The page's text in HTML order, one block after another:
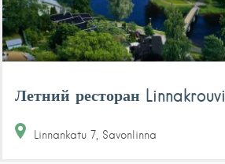
Летний ресторан Linnakrouvi
Linnankatu 7 Savonlinna